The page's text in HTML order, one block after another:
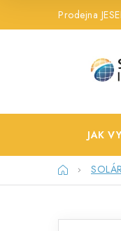
Prodejna
JAK
Domů